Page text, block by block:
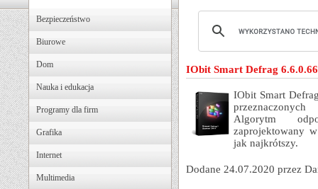
Bezpieczeństwo
Biurowe
Dom
Nauka i edukacja
Programy dla firm
Grafika
Internet
Multimedia
IObit Smart Defrag 6.6.0.66
IObit Smart
Algorytm
zaprojektowany
jak najkrótszy.
Dodane 24.07.2020 przez